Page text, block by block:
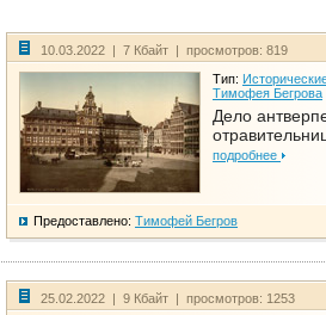
10.03.2022 | 7 Кбайт | просмотров: 819
Тип:
Тимофея Бегрова
Дело
подробнее
Предоставлено: Тимофей Бегров
25.02.2022 | 9 Кбайт | просмотров: 1253